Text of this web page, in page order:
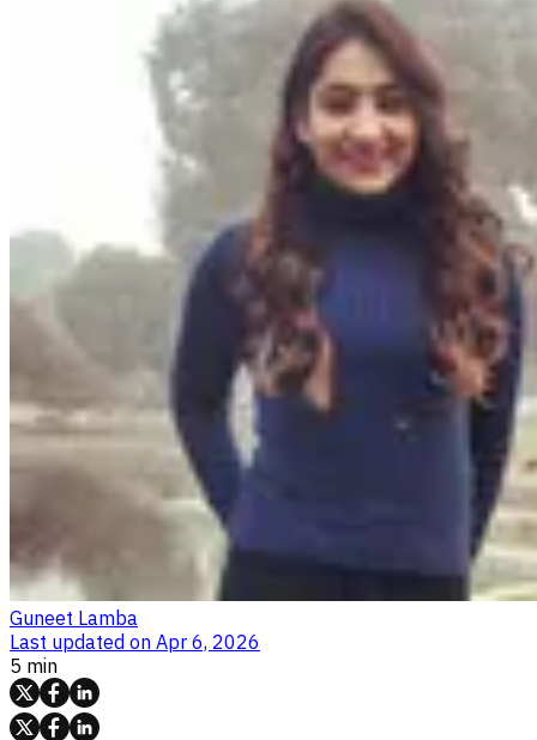
Guneet Lamba
Last updated on Apr 6, 2026
5 min